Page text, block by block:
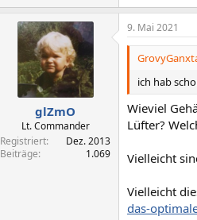
glZmO
Lt. Commander
Registriert
Dez. 2013
Beiträge
1.069
9. Mai 2021
ich hab
Wieviel
Lüfter?
Vielleicht
Vielleicht
das-